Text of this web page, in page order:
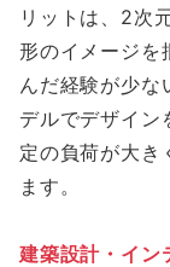
リットは、2次
形のイメージを
んだ経験が少な
デルでデザイン
定の負荷が大き
ます。
建築設計・イン